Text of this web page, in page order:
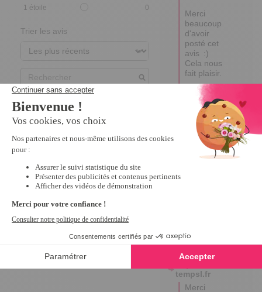
1 étoile 0
Trier les avis
Merci
beaucoup
d'avoir
posté cet
avis  :)
Cela nous
fait plaisir.
Bonne
journée.
Avis vérifié
lumuneuse, de bonne
Utile(0)Signaler
tempsl.fr
Merci